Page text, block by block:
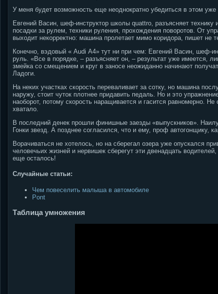
У меня будет возможность еще неоднократно убедиться в этом уже
Евгений Васин, шеф-инструктор школы quattro, разъясняет
посадки за рулем, техники руления, прохождения поворотов. От
выходит некорректно: машина пролетает мимо коридора, пишет не
Конечно, вэдовый « Audi А4» тут ни при чем: Евгений Васин, шеф-
руль. «Все в порядке, – разъясняет он, – результат уже имеется,
змейка со смещением и круг в заносе неожиданно начинают
Ладоги.
На неких участках скорость переваливает за сотку, но машина
наружу, стоит чуток плотнее придавить педаль. Но и это
наоборот, потому скорость наращивается и гасится равномерно.
хватало.
В последний денек прошли финишные заезды «выпускников».
Гонки звезд. А позднее согласился, что и ему, проф автогонщику,
Ворачиваться не хотелось, но на сберегал озера уже опускался
человечьих жизней и нервишек сберегут эти двенадцать
еще осталось!
Случайные статьи:
Чем повеселить малыша в автомобиле
Pont
Таблица умножения